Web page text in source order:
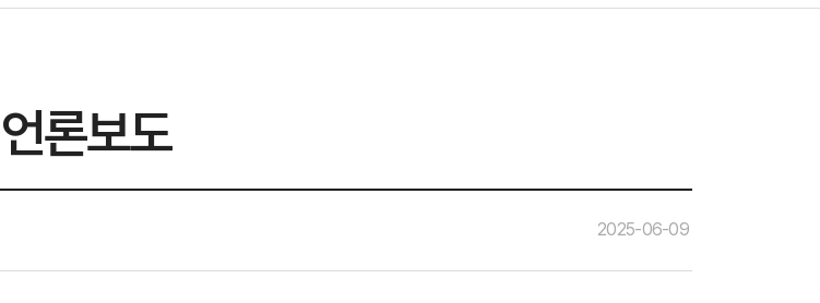
언론보도
2025-06-09